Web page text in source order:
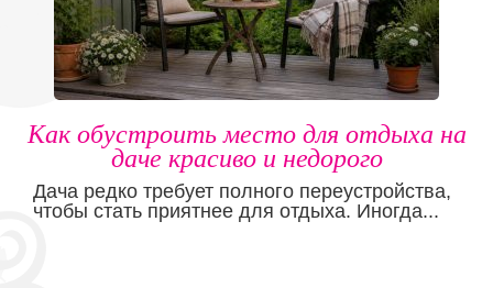
Как обустроить место для отдыха на
даче красиво и недорого
Дача редко требует полного переустройства,
чтобы стать приятнее для отдыха. Иногда...